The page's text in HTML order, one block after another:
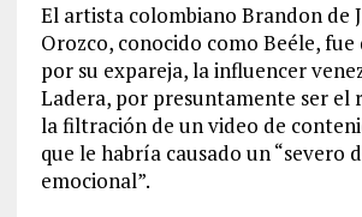
El artista colombiano Brandon de
Orozco, conocido como Beéle,
por su expareja, la influencer
Ladera, por presuntamente ser el
la filtración de un video de
que le habría causado un “severo
emocional”.